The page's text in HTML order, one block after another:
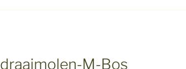
draaimolen-M-Bos